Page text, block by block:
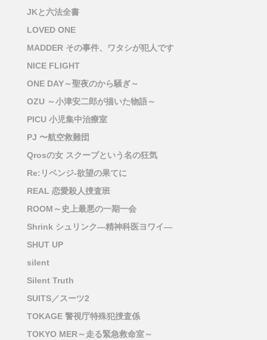
JKと六法全書
LOVED ONE
MADDER その事件、ワタシが犯人です
NICE FLIGHT
ONE DAY～聖夜のから騒ぎ～
OZU ～小津安二郎が描いた物語～
PICU 小児集中治療室
PJ 〜航空救難団
Qrosの女 スクープという名の狂気
Re:リベンジ-欲望の果てに
REAL 恋愛殺人捜査班
ROOM～史上最悪の一期一会
Shrink シュリンク―精神科医ヨワイ―
SHUT UP
silent
Silent Truth
SUITS／スーツ2
TOKAGE 警視庁特殊犯捜査係
TOKYO MER～走る緊急救命室～